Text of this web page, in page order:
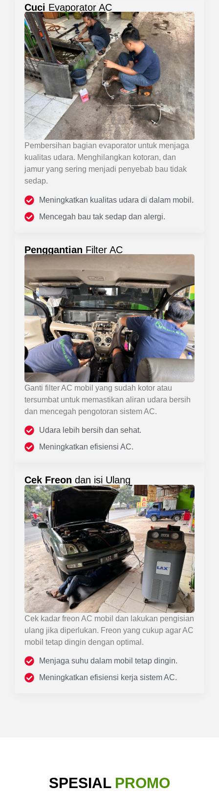
Cuci Evaporator AC
Pembersihan bagian evaporator untuk menjaga
kualitas udara. Menghilangkan kotoran, dan
jamur yang sering menjadi penyebab bau tidak
sedap.
Meningkatkan kualitas udara di dalam mobil.
Mencegah bau tak sedap dan alergi.
Penggantian Filter AC
Ganti filter AC mobil yang sudah kotor atau
tersumbat untuk memastikan aliran udara bersih
dan mencegah pengotoran sistem AC.
Udara lebih bersih dan sehat.
Meningkatkan efisiensi AC.
Cek Freon dan isi Ulang
Cek kadar freon AC mobil dan lakukan pengisian
ulang jika diperlukan. Freon yang cukup agar AC
mobil tetap dingin dengan optimal.
Menjaga suhu dalam mobil tetap dingin.
Meningkatkan efisiensi kerja sistem AC.
SPESIAL PROMO